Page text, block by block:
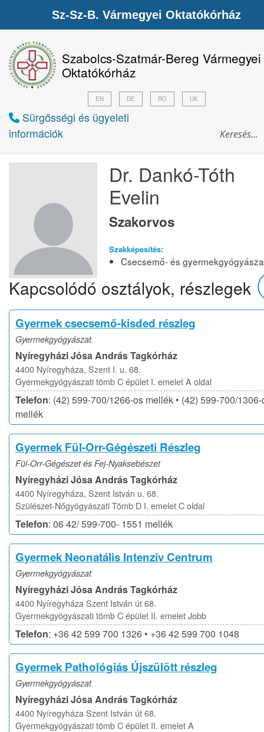
Szabolcs-Szatmár-Bereg Vármegyei
Oktatókórház
Sürgősségi és ügyeleti
információk
EN DE RO UK
Dr. Dankó-Tóth
Evelin
Szakorvos
Szakképesítés:
Csecsemő- és
Kapcsolódó osztályok, részlegek
Gyermek csecsemő-kisded részleg
Gyermekgyógyászat
Nyíregyházi Jósa András Tagkórház
4400 Nyíregyháza, Szent I. u. 68.
Gyermekgyógyászati tömb C épület I. emelet A oldal
Telefon: (42) 599-700/1266-os mellék • (42) 599-700/
mellék
Gyermek Fül-Orr-Gégészeti Részleg
Fül-Orr-Gégészet és Fej-Nyaksebészet
Nyíregyházi Jósa András Tagkórház
4400 Nyíregyháza, Szent István u. 68.
Szülészet-Nőgyógyászati Tömb D I. emelet C oldal
Telefon: 06 42/ 599-700- 1551 mellék
Gyermek Neonatális Intenzív Centrum
Gyermekgyógyászat
Nyíregyházi Jósa András Tagkórház
4400 Nyíregyháza Szent István út 68.
Gyermekgyógyászati tömb C épület II. emelet Jobb
Telefon: +36 42 599 700 1326 • +36 42 599 700 1048
Gyermek Pathológiás Újszülött részleg
Gyermekgyógyászat
Nyíregyházi Jósa András Tagkórház
4400 Nyíregyháza Szent István út 68.
Gyermekgyógyászati tömb C épület II. emelet A
Sz-Sz-B. Vármegyei Oktatókórház